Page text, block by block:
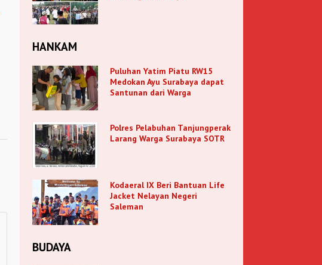
HANKAM
Puluhan Yatim Piatu RW15
Medokan Ayu Surabaya dapat
Santunan dari Warga
Polres Pelabuhan Tanjungperak
Larang Warga Surabaya SOTR
Kodaeral IX Beri Bantuan Life
Jacket Nelayan Negeri
Saleman
BUDAYA